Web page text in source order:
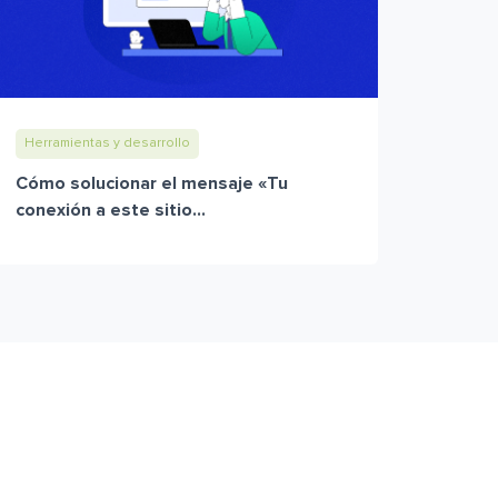
Herramientas y desarrollo
Cómo solucionar el mensaje «Tu
conexión a este sitio...